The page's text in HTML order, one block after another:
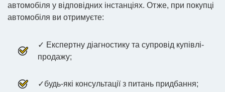
автомобіля у відповідних інстанціях. Отже, при покупці
автомобіля ви отримуєте:
✓ Експертну діагностику та супровід купівлі-
продажу;
✓будь-які консультації з питань придбання;